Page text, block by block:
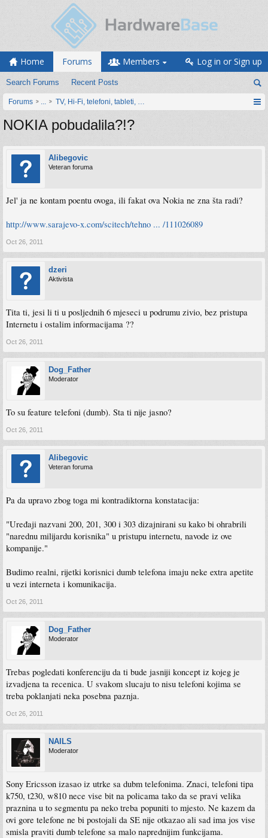
Home Forums
Search Forums Recent Posts
Members Log in or Sign up
Forums ... TV, Hi-Fi, telefoni, tableti, satovi, IoT oprema
NOKIA pobudalila?!?
Alibegovic
Veteran foruma
Jel' ja ne kontam poentu ovoga, ili fakat ova Nokia ne zna šta radi?
http://www.sarajevo-x.com/scitech/tehno ... /111026089
Oct 26, 2011
dzeri
Aktivista
Tita ti, jesi li ti u posljednih 6 mjeseci u podrumu zivio, bez pristupa
Internetu i ostalim informacijama ??
Oct 26, 2011
Dog_Father
Moderator
To su feature telefoni (dumb). Sta ti nije jasno?
Oct 26, 2011
Alibegovic
Veteran foruma
Pa da upravo zbog toga mi kontradiktorna konstatacija:
"Uređaji nazvani 200, 201, 300 i 303 dizajnirani su kako bi ohrabrili
"narednu milijardu korisnika" u pristupu internetu, navode iz ove
kompanije."
Budimo realni, rijetki korisnici dumb telefona imaju neke extra apetite
u vezi interneta i komunikacija.
Oct 26, 2011
Dog_Father
Moderator
Trebas pogledati konferenciju da ti bude jasniji koncept iz kojeg je
izvadjena ta recenica. U svakom slucaju to nisu telefoni kojima se
treba poklanjati neka posebna paznja.
Oct 26, 2011
NAILS
Moderator
Sony Ericsson izasao iz utrke sa dubm telefonima. Znaci, telefoni tipa
k750, t230, w810 nece vise bit na policama tako da se pravi velika
praznina u to segmentu pa neko treba popuniti to mjesto. Ne kazem da
ovi gore telefone ne bi postojali da SE nije otkazao ali sad ima jos vise
smisla praviti dumb telefone sa malo naprednijim funkcijama.